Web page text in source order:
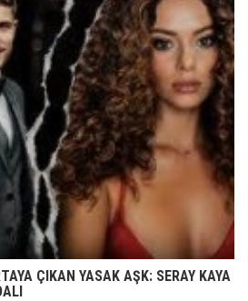
ÇIKAN YASAK AŞK: SERAY KAYA